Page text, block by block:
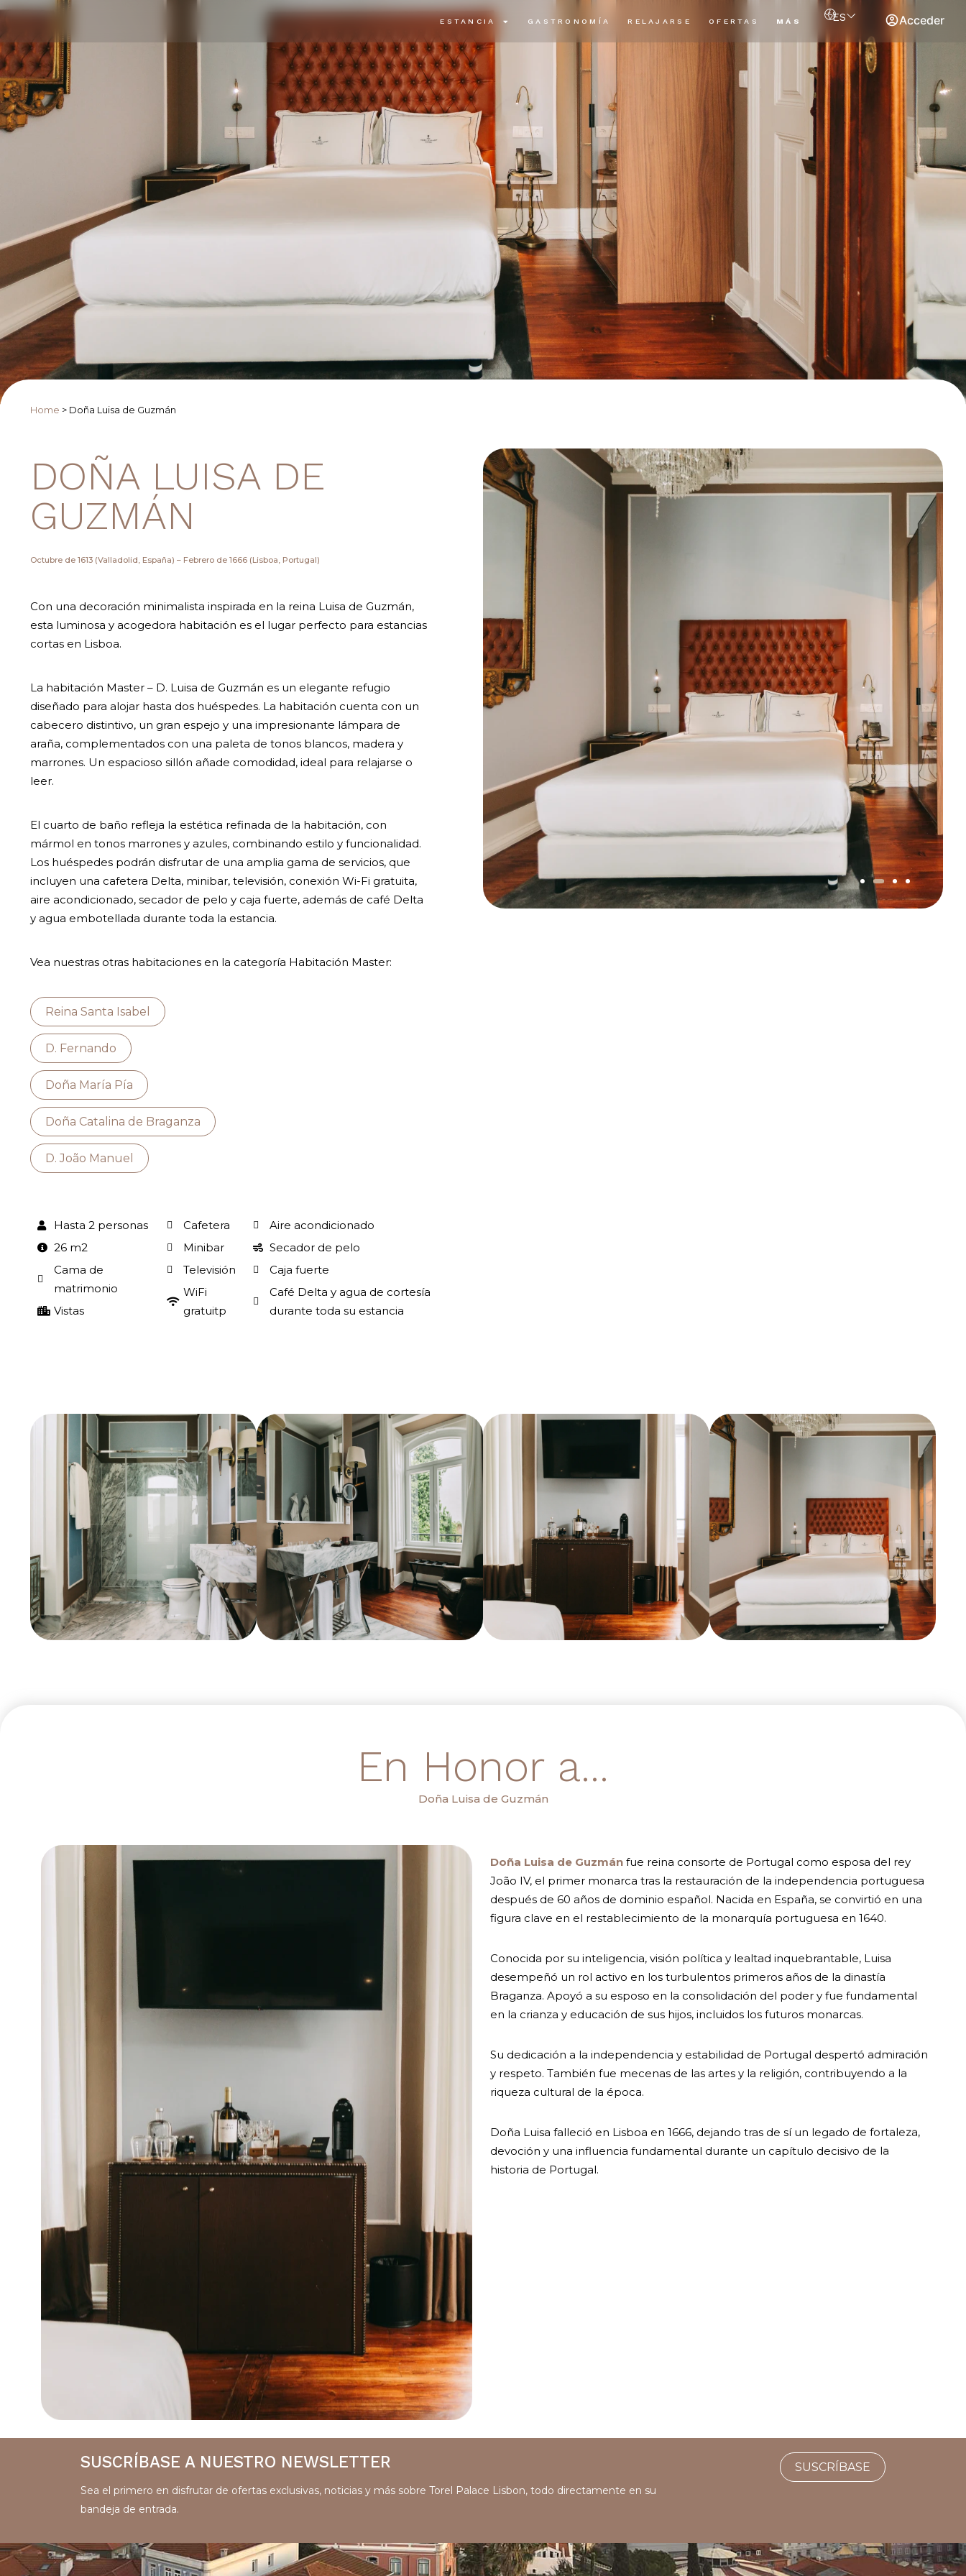
ESTANCIA GASTRONOMÍA RELAJARSE OFERTAS MÁS ES Acceder
Home > Doña Luisa de Guzmán
DOÑA LUISA DE
GUZMÁN
Octubre de 1613 (Valladolid, España) – Febrero de 1666 (Lisboa, Portugal)
Con una decoración minimalista inspirada en la reina Luisa de Guzmán,
esta luminosa y acogedora habitación es el lugar perfecto para estancias
cortas en Lisboa.
La habitación Master – D. Luisa de Guzmán es un elegante refugio
diseñado para alojar hasta dos huéspedes. La habitación cuenta con un
cabecero distintivo, un gran espejo y una impresionante lámpara de
araña, complementados con una paleta de tonos blancos, madera y
marrones. Un espacioso sillón añade comodidad, ideal para relajarse o
leer.
El cuarto de baño refleja la estética refinada de la habitación, con
mármol en tonos marrones y azules, combinando estilo y funcionalidad.
Los huéspedes podrán disfrutar de una amplia gama de servicios, que
incluyen una cafetera Delta, minibar, televisión, conexión Wi-Fi gratuita,
aire acondicionado, secador de pelo y caja fuerte, además de café Delta
y agua embotellada durante toda la estancia.
Vea nuestras otras habitaciones en la categoría Habitación Master:
Reina Santa Isabel
D. Fernando
Doña María Pía
Doña Catalina de Braganza
D. João Manuel
Hasta 2 personas
26 m2
Cama de
matrimonio
Vistas
Cafetera
Minibar
Televisión
WiFi
gratuitp
Aire acondicionado
Secador de pelo
Caja fuerte
Café Delta y agua de cortesía
durante toda su estancia
En Honor a...
Doña Luisa de Guzmán
Doña Luisa de Guzmán fue reina consorte de Portugal como esposa del rey
João IV, el primer monarca tras la restauración de la independencia portuguesa
después de 60 años de dominio español. Nacida en España, se convirtió en una
figura clave en el restablecimiento de la monarquía portuguesa en 1640.
Conocida por su inteligencia, visión política y lealtad inquebrantable, Luisa
desempeñó un rol activo en los turbulentos primeros años de la dinastía
Braganza. Apoyó a su esposo en la consolidación del poder y fue fundamental
en la crianza y educación de sus hijos, incluidos los futuros monarcas.
Su dedicación a la independencia y estabilidad de Portugal despertó admiración
y respeto. También fue mecenas de las artes y la religión, contribuyendo a la
riqueza cultural de la época.
Doña Luisa falleció en Lisboa en 1666, dejando tras de sí un legado de fortaleza,
devoción y una influencia fundamental durante un capítulo decisivo de la
historia de Portugal.
SUSCRÍBASE A NUESTRO NEWSLETTER
Sea el primero en disfrutar de ofertas exclusivas, noticias y más sobre Torel Palace Lisbon, todo directamente en su
bandeja de entrada.
SUSCRÍBASE